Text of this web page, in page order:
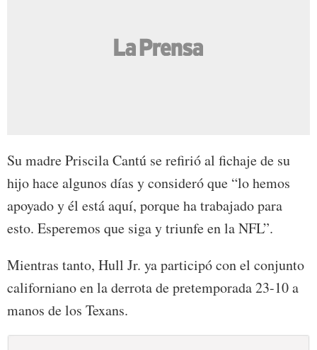
Su madre Priscila Cantú se refirió al fichaje de su
hijo hace algunos días y consideró que “lo hemos
apoyado y él está aquí, porque ha trabajado para
esto. Esperemos que siga y triunfe en la NFL”.
Mientras tanto, Hull Jr. ya participó con el conjunto
californiano en la derrota de pretemporada 23-10 a
manos de los Texans.